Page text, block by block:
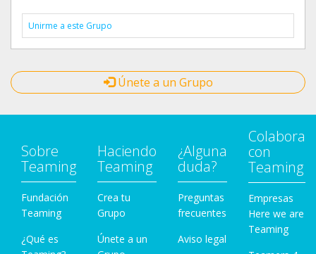
Unirme a este Grupo
Únete a un Grupo
Sobre
Teaming
Fundación
Teaming
¿Qué es
Haciendo
Teaming
Crea tu
Grupo
Únete a un
¿Alguna
duda?
Preguntas
frecuentes
Aviso legal
Colabora
con
Teaming
Empresas
Here we are
Teaming